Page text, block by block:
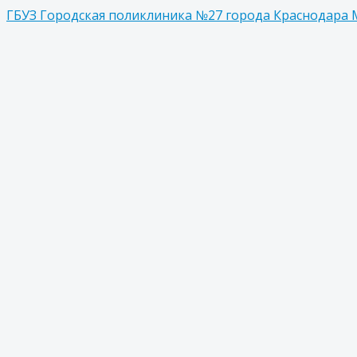
ГБУЗ Городская поликлиника №27 города Краснодара